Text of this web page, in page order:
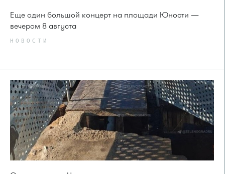
Еще один большой концерт на площади Юности —
вечером 8 августа
НОВОСТИ